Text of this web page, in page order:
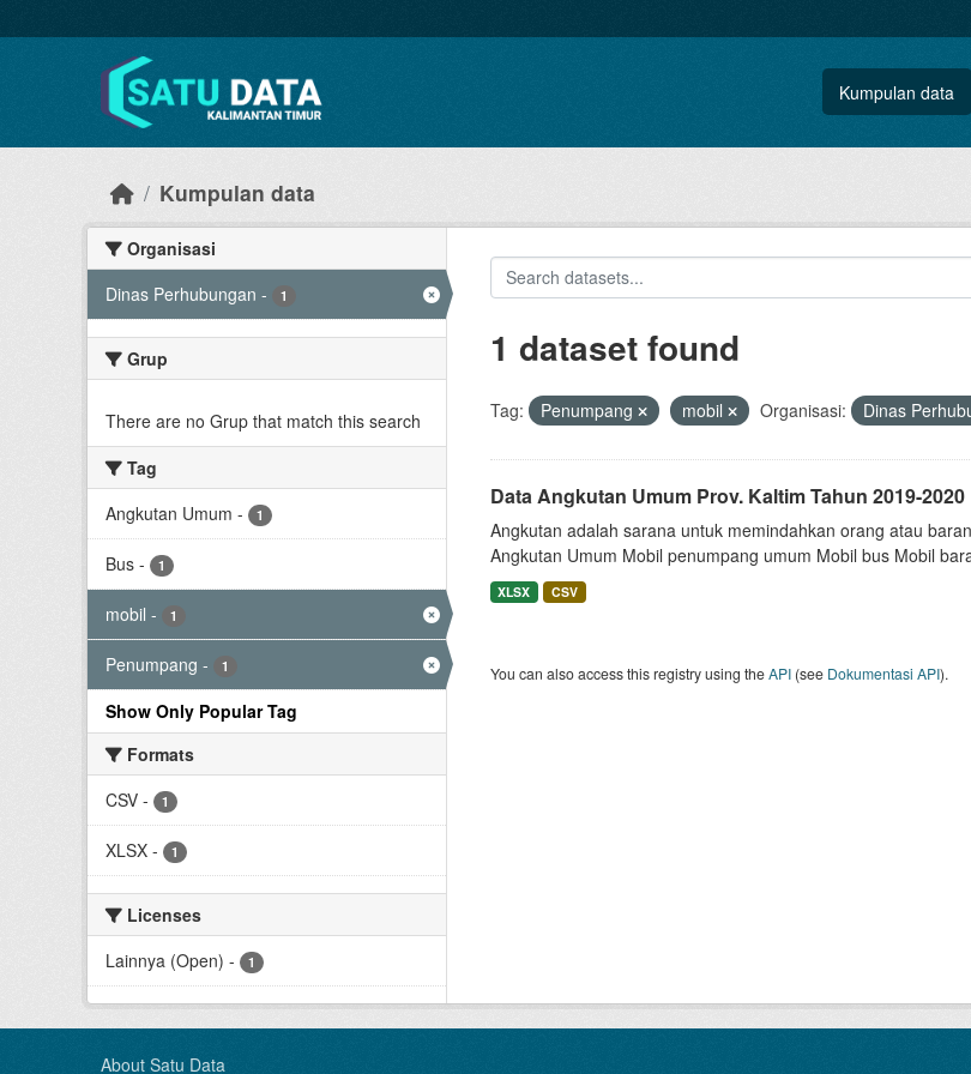
Kumpulan data
Kumpulan data
Organisasi
Dinas Perhubungan - 1
Grup
There are no Grup that match this search
Tag
Angkutan Umum - 1
Bus - 1
mobil - 1
Penumpang - 1
Show Only Popular Tag
Formats
CSV - 1
XLSX - 1
Licenses
Lainnya (Open) - 1
1 dataset found
Tag: Penumpang mobil Organisasi: Dinas
Data Angkutan Umum Prov. Kaltim Tahun 2019-2020
Angkutan adalah sarana untuk memindahkan orang atau
Angkutan Umum Mobil penumpang umum Mobil bus Mobil
XLSX CSV
You can also access this registry using theAPI(see Dokumentasi API).
About Satu Data